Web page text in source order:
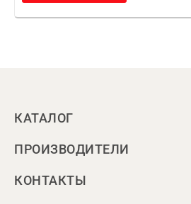
КАТАЛОГ
ПРОИЗВОДИТЕЛИ
КОНТАКТЫ